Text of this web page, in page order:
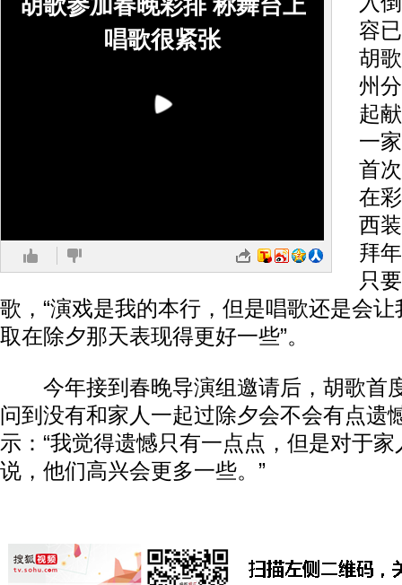
胡歌参加春晚彩排 称舞台上
唱歌很紧张
容
胡
州
起
一
首
在
西
拜
只
歌，“演戏是我的本行，但是唱歌还是会
取在除夕那天表现得更好一些”。
今年接到春晚导演组邀请后，胡歌首
问到没有和家人一起过除夕会不会有点遗
示：“我觉得遗憾只有一点点，但是对于
说，他们高兴会更多一些。”